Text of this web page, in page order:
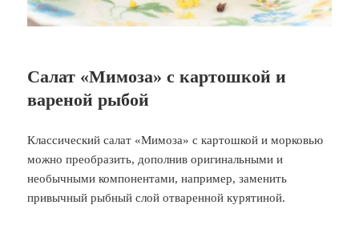
Салат «Мимоза» с картошкой и
вареной рыбой
Классический салат «Мимоза» с картошкой и морковью
можно преобразить, дополнив оригинальными и
необычными компонентами, например, заменить
привычный рыбный слой отваренной курятиной.